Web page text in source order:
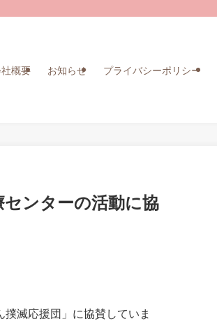
概要 お知らせ プライバシーポリシー
センターの活動に協
滅応援団」に協賛していま